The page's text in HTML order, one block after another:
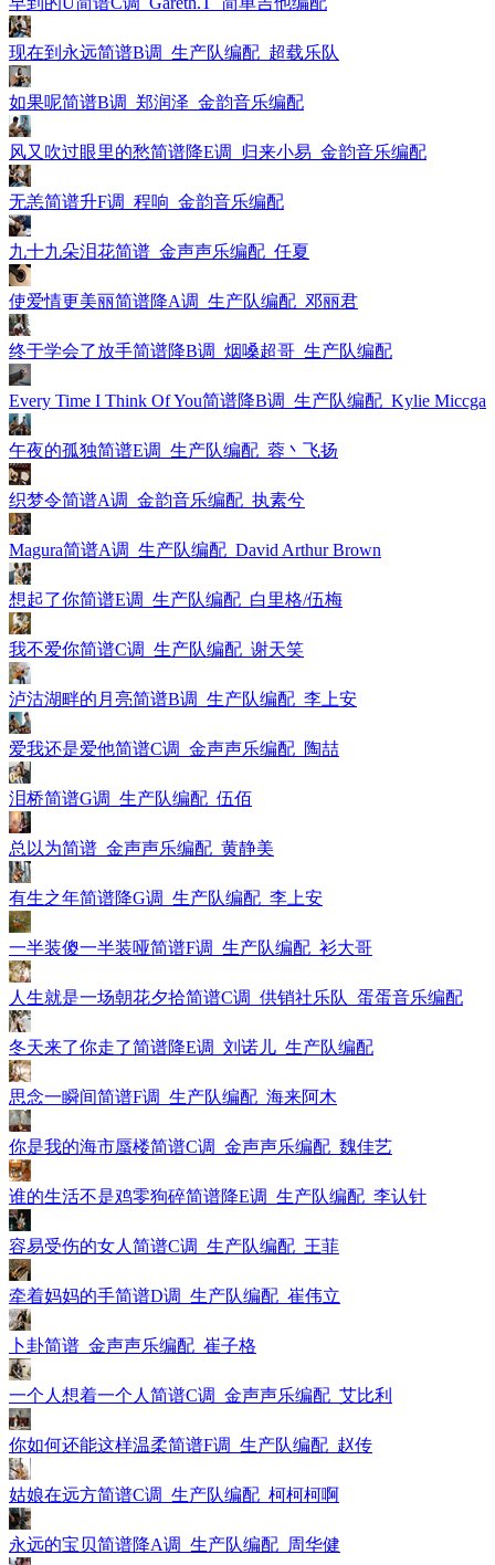
现在到永远简谱B调_生产队编配_超载乐队
如果呢简谱B调_郑润泽_金韵音乐编配
风又吹过眼里的愁简谱降E调_归来小易_金韵音乐编配
无恙简谱升F调_程响_金韵音乐编配
九十九朵泪花简谱_金声声乐编配_任夏
使爱情更美丽简谱降A调_生产队编配_邓丽君
终于学会了放手简谱降B调_烟嗓超哥_生产队编配
Every Time I Think Of You简谱降B调_生产队编配_Kylie Miccga
午夜的孤独简谱E调_生产队编配_蓉丶飞扬
织梦令简谱A调_金韵音乐编配_执素兮
Magura简谱A调_生产队编配_David Arthur Brown
想起了你简谱E调_生产队编配_白里格/伍梅
我不爱你简谱C调_生产队编配_谢天笑
泸沽湖畔的月亮简谱B调_生产队编配_李上安
爱我还是爱他简谱C调_金声声乐编配_陶喆
泪桥简谱G调_生产队编配_伍佰
总以为简谱_金声声乐编配_黄静美
有生之年简谱降G调_生产队编配_李上安
一半装傻一半装哑简谱F调_生产队编配_衫大哥
人生就是一场朝花夕拾简谱C调_供销社乐队_蛋蛋音乐编配
冬天来了你走了简谱降E调_刘诺儿_生产队编配
思念一瞬间简谱F调_生产队编配_海来阿木
你是我的海市蜃楼简谱C调_金声声乐编配_魏佳艺
谁的生活不是鸡零狗碎简谱降E调_生产队编配_李认针
容易受伤的女人简谱C调_生产队编配_王菲
牵着妈妈的手简谱D调_生产队编配_崔伟立
卜卦简谱_金声声乐编配_崔子格
一个人想着一个人简谱C调_金声声乐编配_艾比利
你如何还能这样温柔简谱F调_生产队编配_赵传
姑娘在远方简谱C调_生产队编配_柯柯柯啊
永远的宝贝简谱降A调_生产队编配_周华健